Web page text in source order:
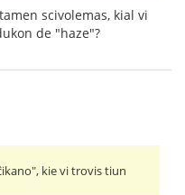
scivolemas, kial vi
de "haze"?
kie vi trovis tiun